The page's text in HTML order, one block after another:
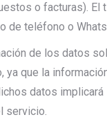
o facturas). El
de teléfono o
de los datos
que la
datos
servicio.